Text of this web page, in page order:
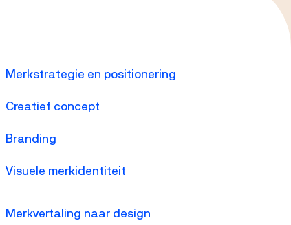
Merkstrategie en positionering
Creatief concept
Branding
Visuele merkidentiteit
Merkvertaling naar design